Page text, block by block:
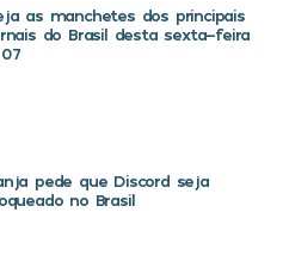
as manchetes dos principais
do Brasil desta sexta-feira
pede que Discord seja
no Brasil